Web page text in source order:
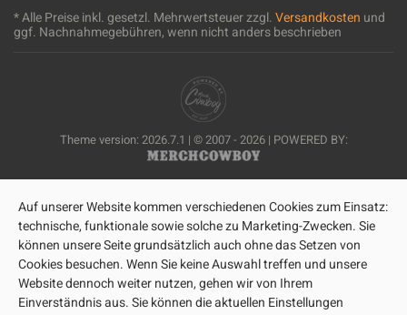
* Alle Preise inkl. gesetzl. Mehrwertsteuer zzgl.Versandkosten und
ggf. Nachnahmegebühren, wenn nicht anders beschrieben
Theme version: 2026.7.1 | © 2007 - 2026 | POWERED BY:
Auf unserer Website kommen verschiedenen Cookies zum Einsatz:
technische, funktionale sowie solche zu Marketing-Zwecken. Sie
können unsere Seite grundsätzlich auch ohne das Setzen von
Cookies besuchen. Wenn Sie keine Auswahl treffen und unsere
Website dennoch weiter nutzen, gehen wir von Ihrem
Einverständnis aus. Sie können die aktuellen Einstellungen